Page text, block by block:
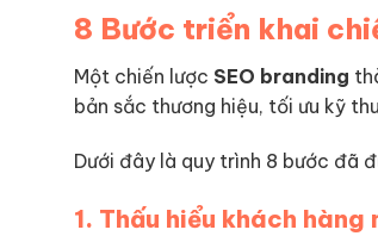
8 Bước triển khai
Một chiến lược SEO branding
bản sắc thương hiệu, tối ưu kỹ
Dưới đây là quy trình 8 bước đã
1. Thấu hiểu khách hàng